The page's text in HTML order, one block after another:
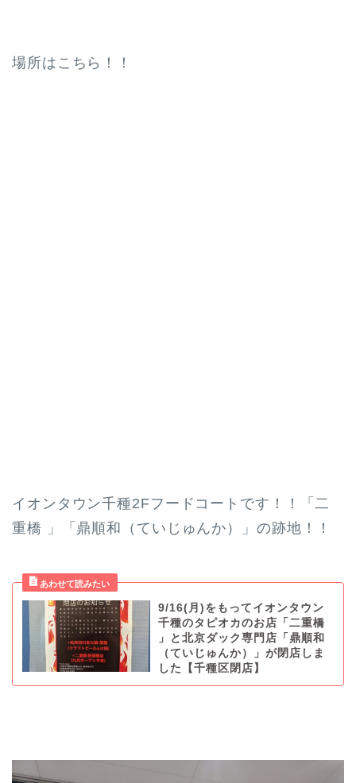
場所はこちら！！
イオンタウン千種2Fフードコートです！！「二
重橋 」「鼎順和（ていじゅんか）」の跡地！！
9/16(月)をもってイオンタウン
千種のタピオカのお店「二重橋
」と北京ダック専門店「鼎順和
（ていじゅんか）」が閉店しま
した【千種区閉店】